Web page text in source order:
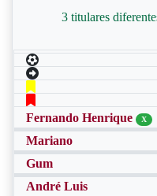
3 titulares
Fernando Henrique X
Mariano
Gum
André Luis